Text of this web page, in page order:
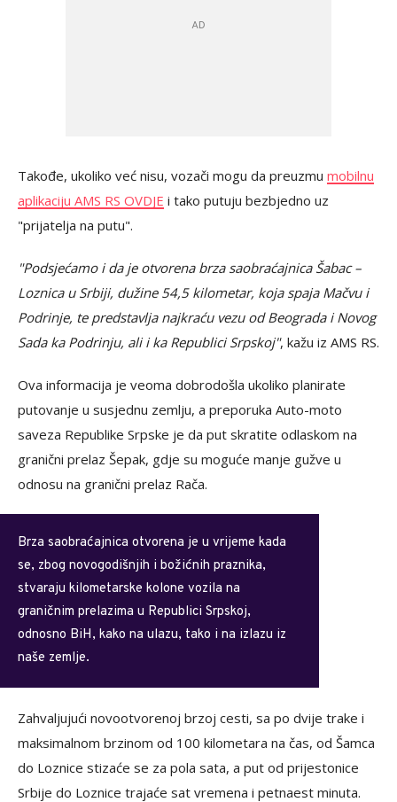
Takođe, ukoliko već nisu, vozači mogu da preuzmu mobilnu
aplikaciju AMS RS OVDJE i tako putuju bezbjedno uz
"prijatelja na putu".
"Podsjećamo i da je otvorena brza saobraćajnica Šabac –
Loznica u Srbiji, dužine 54,5 kilometar, koja spaja Mačvu i
Podrinje, te predstavlja najkraću vezu od Beograda i Novog
Sada ka Podrinju, ali i ka Republici Srpskoj", kažu iz AMS RS.
Ova informacija je veoma dobrodošla ukoliko planirate
putovanje u susjednu zemlju, a preporuka Auto-moto
saveza Republike Srpske je da put skratite odlaskom na
granični prelaz Šepak, gdje su moguće manje gužve u
odnosu na granični prelaz Rača.
Brza saobraćajnica otvorena je u vrijeme kada
se, zbog novogodišnjih i božićnih praznika,
stvaraju kilometarske kolone vozila na
graničnim prelazima u Republici Srpskoj,
odnosno BiH, kako na ulazu, tako i na izlazu iz
naše zemlje.
Zahvaljujući novootvorenoj brzoj cesti, sa po dvije trake i
maksimalnom brzinom od 100 kilometara na čas, od Šamca
do Loznice stizaće se za pola sata, a put od prijestonice
Srbije do Loznice trajaće sat vremena i petnaest minuta.